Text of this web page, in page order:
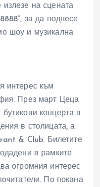
на сцената
за да поднесе
шоу и музикална
интерес към
През март Цеца
концерта в
в столицата, а
& Club. Билетите
в рамките
огромния интерес
По покана